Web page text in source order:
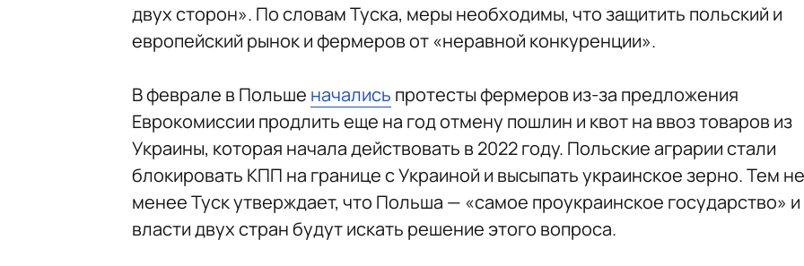
двух сторон». По словам Туска, меры необходимы, что защитить польский и
европейский рынок и фермеров от «неравной конкуренции».
В феврале в Польше начались протесты фермеров из-за предложения
Еврокомиссии продлить еще на год отмену пошлин и квот на ввоз товаров из
Украины, которая начала действовать в 2022 году. Польские аграрии стали
блокировать КПП на границе с Украиной и высыпать украинское зерно. Тем не
менее Туск утверждает, что Польша — «самое проукраинское государство» и
власти двух стран будут искать решение этого вопроса.